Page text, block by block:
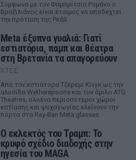
Σύμφωνα με τον Φαμπρίτσιο Ρομάνο ο
Βραζιλιάνος είναι έτοιμος να αποδεχτεί
την πρόταση της Ρεάλ
Meta έξυπνα γυαλιά: Γιατί
εστιατόρια, παμπ και θέατρα
στη Βρετανία τα απαγορεύουν
ΧΤΕΣ
Από τον εστιάτορα Τζέρεμι Κινγκ ως την
αλυσίδα Wetherspoons και τον όμιλο ATG
Theatres, ολοένα περισσότεροι χώροι
εστίασης και ψυχαγωγίας κλείνουν την
πόρτα στα Ray-Ban Meta glasses.
Ο εκλεκτός του Τραμπ: Το
κρυφό σχέδιο διαδοχής στην
ηγεσία του MAGA